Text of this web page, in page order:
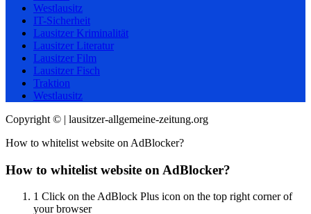
Westlausitz
IT-Sicherheit
Lausitzer Kriminalität
Lausitzer Literatur
Lausitzer Film
Lausitzer Fisch
Traktion
Westlausitz
Copyright © | lausitzer-allgemeine-zeitung.org
How to whitelist website on AdBlocker?
How to whitelist website on AdBlocker?
1 Click on the AdBlock Plus icon on the top right corner of
your browser